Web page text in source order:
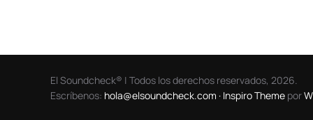
El Soundcheck® | Todos los derechos reservados, 2026.
Escríbenos: hola@elsoundcheck.com · Inspiro Theme por